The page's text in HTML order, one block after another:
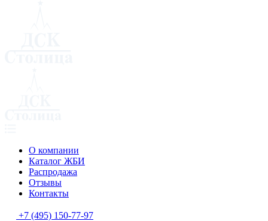
О компании
Каталог ЖБИ
Распродажа
Отзывы
Контакты
+7 (495) 150-77-97